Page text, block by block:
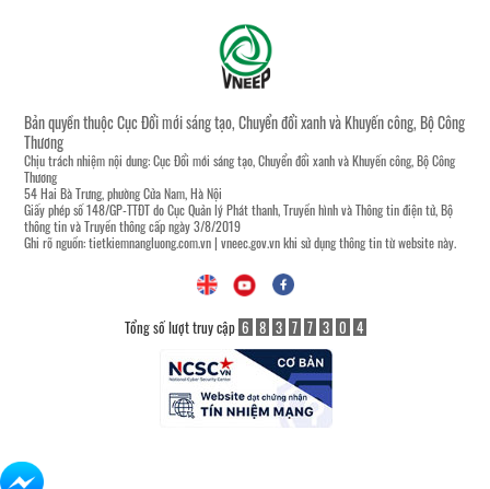
Bản quyền thuộc Cục Đổi mới sáng tạo, Chuyển đổi xanh và Khuyến công, Bộ Công
Thương
Chịu trách nhiệm nội dung: Cục Đổi mới sáng tạo, Chuyển đổi xanh và Khuyến công, Bộ Công
Thương
54 Hai Bà Trưng, phường Cửa Nam, Hà Nội
Giấy phép số 148/GP-TTĐT do Cục Quản lý Phát thanh, Truyền hình và Thông tin điện tử, Bộ
thông tin và Truyền thông cấp ngày 3/8/2019
Ghi rõ nguồn:tietkiemnangluong.com.vn| vneec.gov.vnkhi sử dụng thông tin từ website này.
Tổng số lượt truy cập 6 8 3 7 7 3 0 4